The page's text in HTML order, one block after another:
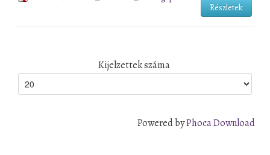
Részletek
Kijelzettek száma
Powered byPhoca Download